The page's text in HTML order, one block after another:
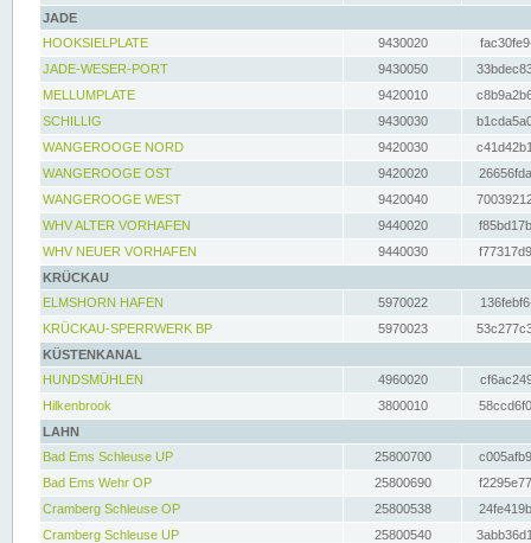
JADE
HOOKSIELPLATE
9430020
JADE-WESER-PORT
9430050
MELLUMPLATE
9420010
SCHILLIG
9430030
WANGEROOGE NORD
9420030
WANGEROOGE OST
9420020
WANGEROOGE WEST
9420040
WHV ALTER VORHAFEN
9440020
WHV NEUER VORHAFEN
9440030
KRÜCKAU
ELMSHORN HAFEN
5970022
KRÜCKAU-SPERRWERK BP
5970023
KÜSTENKANAL
HUNDSMÜHLEN
4960020
Hilkenbrook
3800010
LAHN
Bad Ems Schleuse UP
25800700
Bad Ems Wehr OP
25800690
Cramberg Schleuse OP
25800538
Cramberg Schleuse UP
25800540